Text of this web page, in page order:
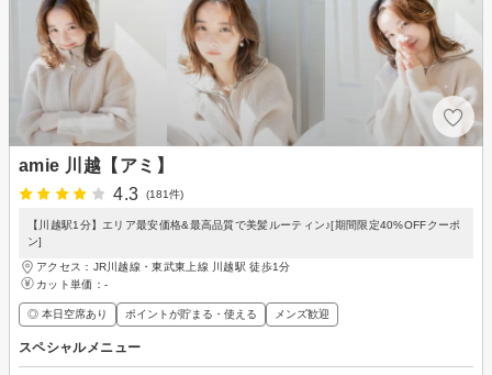
amie 川越【アミ】
4.3
(181件)
【川越駅1分】エリア最安価格&最高品質で美髪ルーティン♪[期間限定40%OFFクーポ
ン]
アクセス：JR川越線・東武東上線 川越駅 徒歩1分
カット単価： -
◎ 本日空席あり ポイントが貯まる・使える メンズ歓迎
スペシャルメニュー